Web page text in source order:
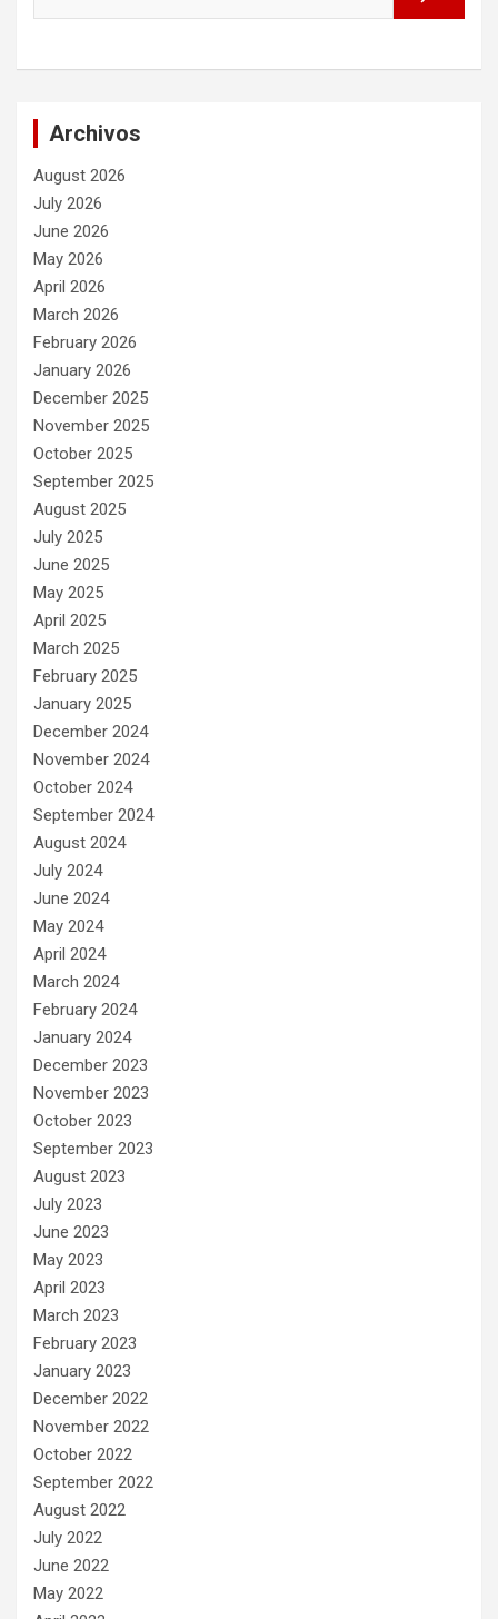
Archivos
August 2026
July 2026
June 2026
May 2026
April 2026
March 2026
February 2026
January 2026
December 2025
November 2025
October 2025
September 2025
August 2025
July 2025
June 2025
May 2025
April 2025
March 2025
February 2025
January 2025
December 2024
November 2024
October 2024
September 2024
August 2024
July 2024
June 2024
May 2024
April 2024
March 2024
February 2024
January 2024
December 2023
November 2023
October 2023
September 2023
August 2023
July 2023
June 2023
May 2023
April 2023
March 2023
February 2023
January 2023
December 2022
November 2022
October 2022
September 2022
August 2022
July 2022
June 2022
May 2022